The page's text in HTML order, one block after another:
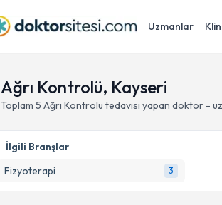
Uzmanlar
Ağrı Kontrolü, Kayseri
Toplam 5 Ağrı Kontrolü tedavisi yapan doktor -
İlgili Branşlar
Fizyoterapi
3